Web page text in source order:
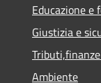
Educazione e
Giustizia e
Ambiente